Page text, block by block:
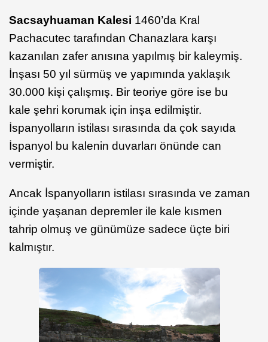
Sacsayhuaman Kalesi 1460’da Kral
Pachacutec tarafından Chanazlara karşı
kazanılan zafer anısına yapılmış bir kaleymiş.
İnşası 50 yıl sürmüş ve yapımında yaklaşık
30.000 kişi çalışmış. Bir teoriye göre ise bu
kale şehri korumak için inşa edilmiştir.
İspanyolların istilası sırasında da çok sayıda
İspanyol bu kalenin duvarları önünde can
vermiştir.
Ancak İspanyolların istilası sırasında ve zaman
içinde yaşanan depremler ile kale kısmen
tahrip olmuş ve günümüze sadece üçte biri
kalmıştır.